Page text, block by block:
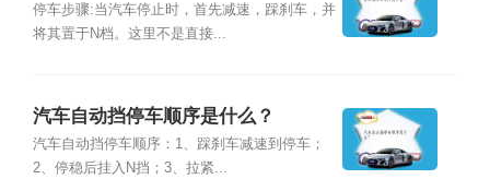
停车步骤:当汽车停止时，首先减速，踩刹车，并
将其置于N档。这里不是直接...
汽车自动挡停车顺序是什么？
汽车自动挡停车顺序：1、踩刹车减速到停车；
2、停稳后挂入N挡；3、拉紧...